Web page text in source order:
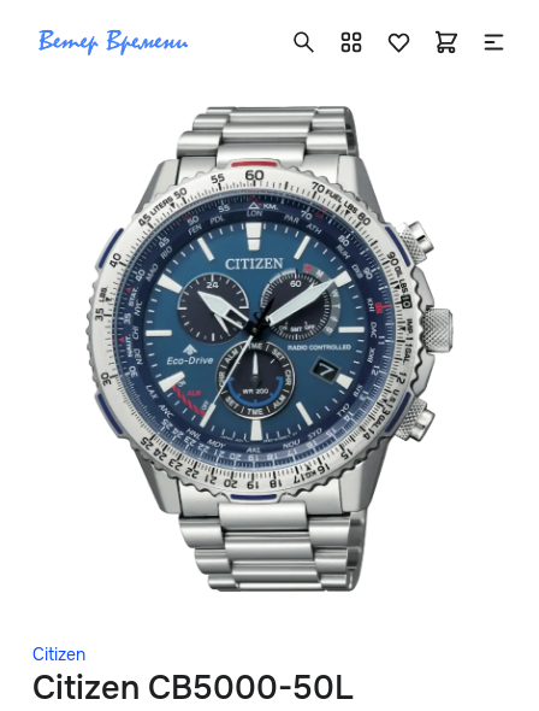
Citizen
Citizen CB5000-50L
+7 ( 705 ) 181-42-50
info@vetervremeni.kz
Авторизация
Каталог
Мужские часы
Женские часы
Скидки